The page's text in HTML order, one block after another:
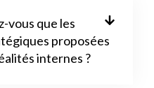
vous que les
proposées
internes ?